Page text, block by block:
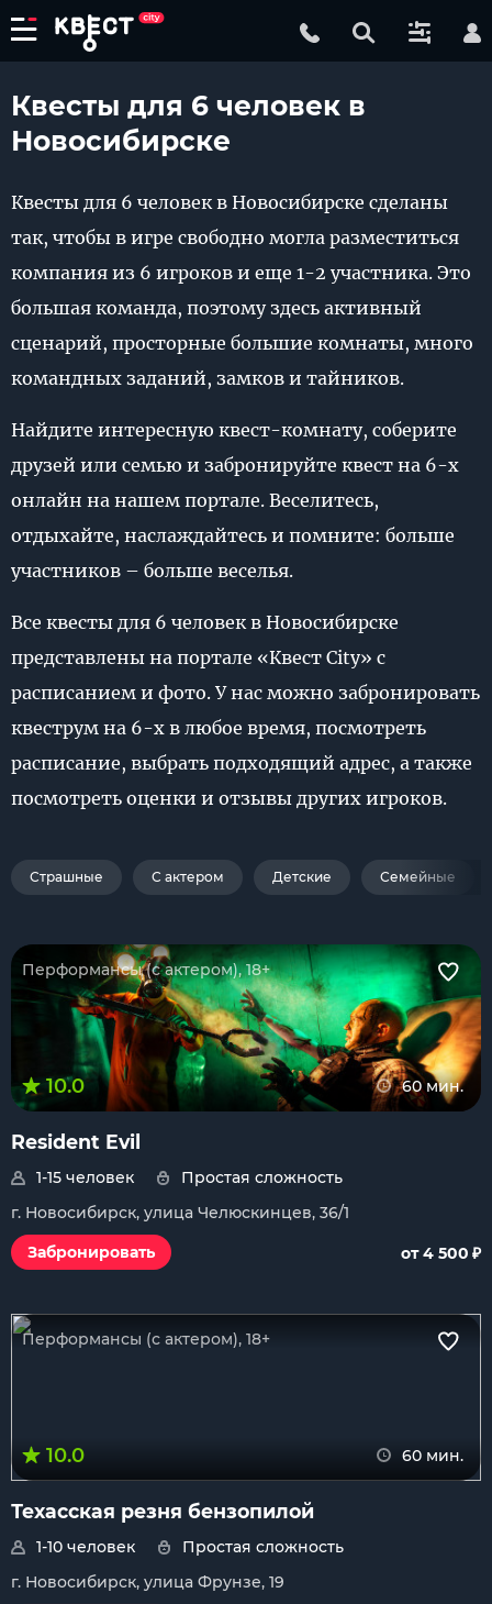
Квесты для 6 человек в
Новосибирске
Квесты для 6 человек в Новосибирске сделаны
так, чтобы в игре свободно могла разместиться
компания из 6 игроков и еще 1-2 участника. Это
большая команда, поэтому здесь активный
сценарий, просторные большие комнаты, много
командных заданий, замков и тайников.
Найдите интересную квест-комнату, соберите
друзей или семью и забронируйте квест на 6-х
онлайн на нашем портале. Веселитесь,
отдыхайте, наслаждайтесь и помните: больше
участников – больше веселья.
Все квесты для 6 человек в Новосибирске
представлены на портале «Квест City» с
расписанием и фото. У нас можно забронировать
квеструм на 6-х в любое время, посмотреть
расписание, выбрать подходящий адрес, а также
посмотреть оценки и отзывы других игроков.
Страшные С актером Детские Семейные
Перформансы (с актером), 18+
10.0 60 мин.
Resident Evil
1-15 человек
Простая сложность
г. Новосибирск, улица Челюскинцев, 36/1
Забронировать
от 4 500 ₽
Перформансы (с актером), 18+
10.0 60 мин.
Техасская резня бензопилой
1-10 человек
Простая сложность
г. Новосибирск, улица Фрунзе, 19